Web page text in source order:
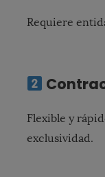
Requiere
Flexible y
exclusividad.